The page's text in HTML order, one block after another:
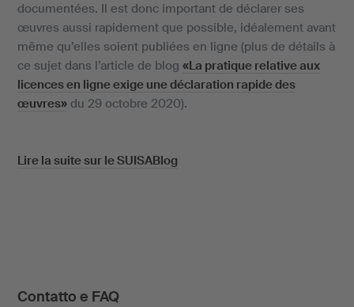
documentées. Il est donc important de déclarer ses
œuvres aussi rapidement que possible, idéalement avant
même qu’elles soient publiées en ligne (plus de détails à
ce sujet dans l’article de blog «La pratique relative aux
licences en ligne exige une déclaration rapide des
œuvres»du 29 octobre 2020).
Lire la suite sur le SUISABlog
Contatto e FAQ